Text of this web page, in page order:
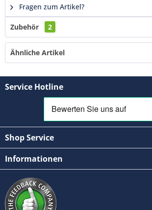
Fragen zum Artikel?
Zubehör 2
Ähnliche Artikel
Service Hotline
Shop Service
Informationen